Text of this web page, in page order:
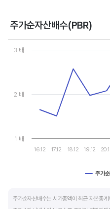
- 매수 검토 : 주당순이익 증가, 주가 상승
- 매도 검토 : 주당순이익 감소, 주가 횡보 또는
주당순이익이 증가해도 시장 전체적인 악재
주가수익배수(PER) 차트와 함께 분석하면
주가순자산배수(PBR)
Chart
Line chart with 10 data
The chart has 1 X axis
The chart has 1 Y axis
주가
16.12 17.12 18.12 19.12
1 배
2 배
3 배
주가순자산배수는 시가총액이 최근 자본총